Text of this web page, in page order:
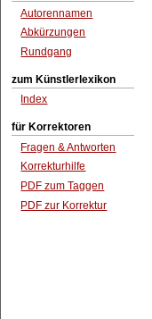
Autorennamen
Abkürzungen
Rundgang
zum Künstlerlexikon
Index
für Korrektoren
Fragen & Antworten
Korrekturhilfe
PDF zum Taggen
PDF zur Korrektur